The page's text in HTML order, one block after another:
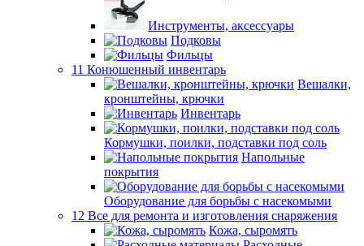
Инструменты, аксессуары
Подковы
Фильцы
11 Конюшенный инвентарь
Вешалки,
кронштейны, крючки
Инвентарь
Кормушки, поилки, подставки под соль
Напольные
покрытия
Оборудование для борьбы с насекомыми
12 Все для ремонта и изготовления снаряжения
Кожа, сыромять